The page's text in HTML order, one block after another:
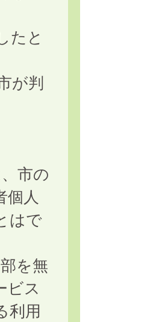
たと
が判
市の
個人
はで
を無
ビス
利用